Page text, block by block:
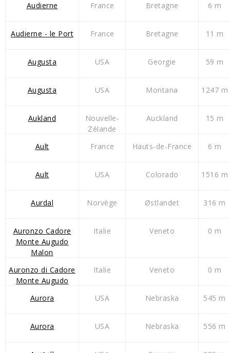
Audierne France Bretagne 6 m
Audierne - le Port France Bretagne 11 m
Augusta USA Georgie 59 m
Augusta USA Montana 1247 m
Aukland
Nouvelle-
Zélande
Auckland 15 m
Ault France Hauts-de-France 6 m
Ault USA Colorado 1516 m
Aurdal Norvège Østlandet 316 m
Auronzo Cadore
Monte Augudo
Malon
Italie Veneto 0 m
Auronzo di Cadore
Monte Augudo
Italie Veneto 0 m
Aurora USA Nebraska 545 m
Aurora USA Nebraska 556 m